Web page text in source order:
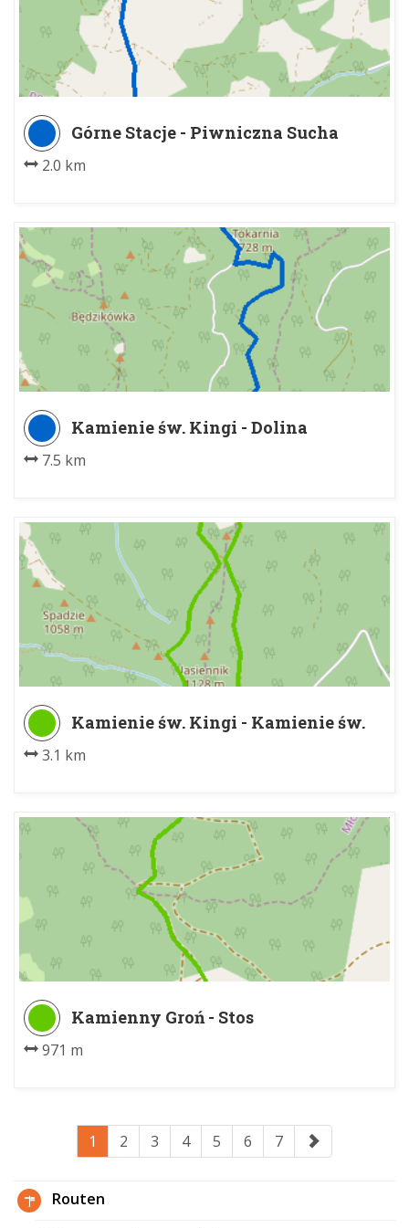
Górne Stacje - Piwniczna Sucha
Dolina parking
2.0 km
Kamienie św. Kingi - Dolina
7.5 km
Kamienie św. Kingi - Kamienie św.
3.1 km
Kamienny Groń - Stos
971 m
1 2 3 4 5 6 7
Routen